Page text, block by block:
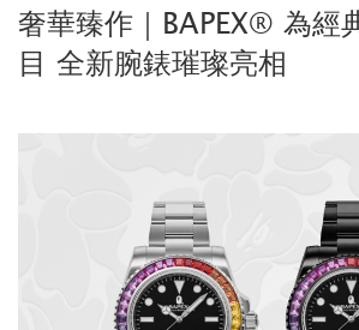
TRAVEL
MUSIC
奢華臻作｜BAPEX® 為經
目 全新腕錶璀璨亮相